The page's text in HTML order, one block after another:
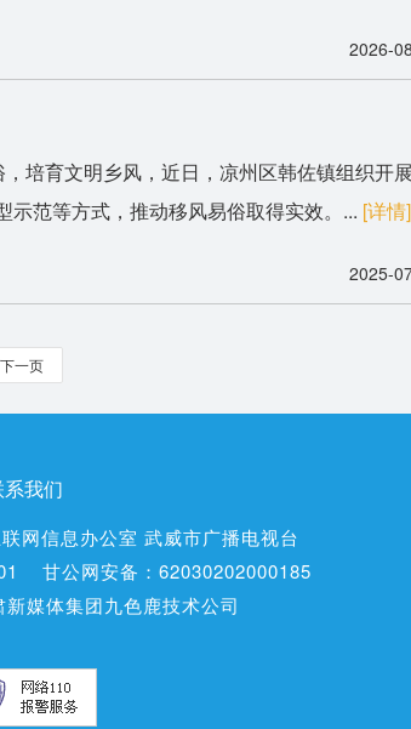
2026-
培育文明乡风，近日，凉州区韩佐镇组织开
范等方式，推动移风易俗取得实效。... [详情]
2025-
下一页
我们
网信息办公室 武威市广播电视台
甘公网安备：62030202000185
媒体集团九色鹿技术公司